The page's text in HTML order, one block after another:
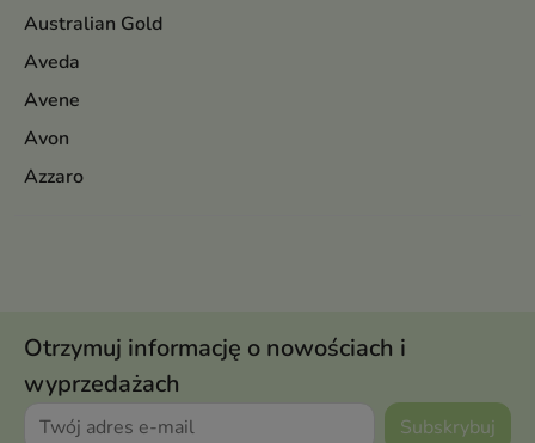
Australian Gold
Aveda
Avene
Avon
Azzaro
Otrzymuj informację o nowościach i
wyprzedażach